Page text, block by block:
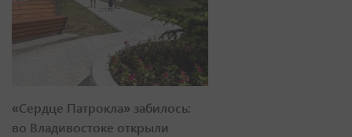
«Сердце Патрокла» забилось:
во Владивостоке открыли